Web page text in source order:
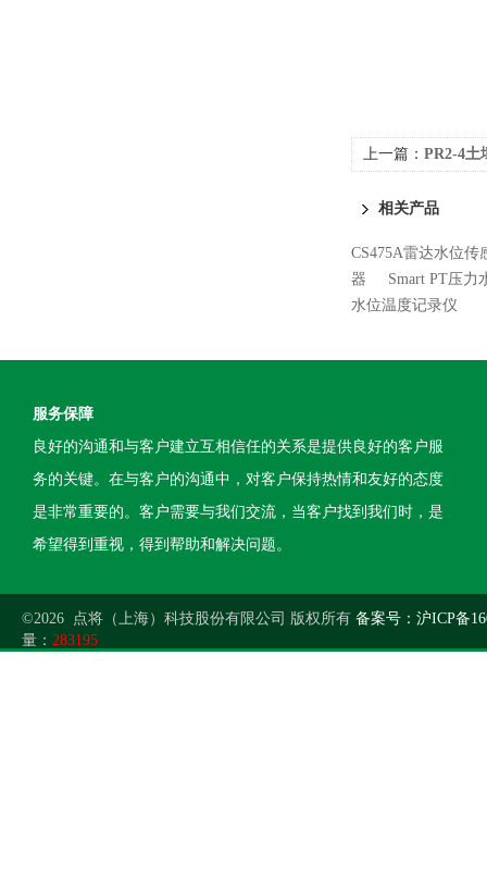
上一篇： PR2-4土
相关产品
CS475A雷达水位传
器
Smart PT压力
水位温度记录仪
服务保障
良好的沟通和与客户建立互相信任的关系是提供良好的客户服
务的关键。在与客户的沟通中，对客户保持热情和友好的态度
是非常重要的。客户需要与我们交流，当客户找到我们时，是
希望得到重视，得到帮助和解决问题。
©2026 点将（上海）科技股份有限公司 版权所有 备案号：沪ICP备
量： 283195